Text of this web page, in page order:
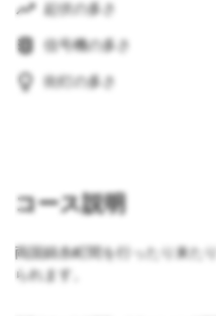
起伏の多さ
信号機の多さ
街灯の多さ
コース説明
両国錦糸町間を行ったり来た
られます。